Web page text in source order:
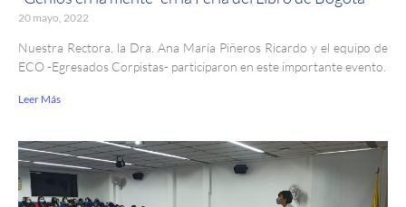
20 mayo, 2022
Nuestra Rectora, la Dra. Ana María Piñeros Ricardo y el equipo de
ECO -Egresados Corpistas- participaron en este importante evento.
Leer Más